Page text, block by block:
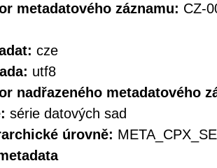
metadatového záznamu: CZ-
cze
utf8
nadřazeného metadatového
série datových sad
úrovně: